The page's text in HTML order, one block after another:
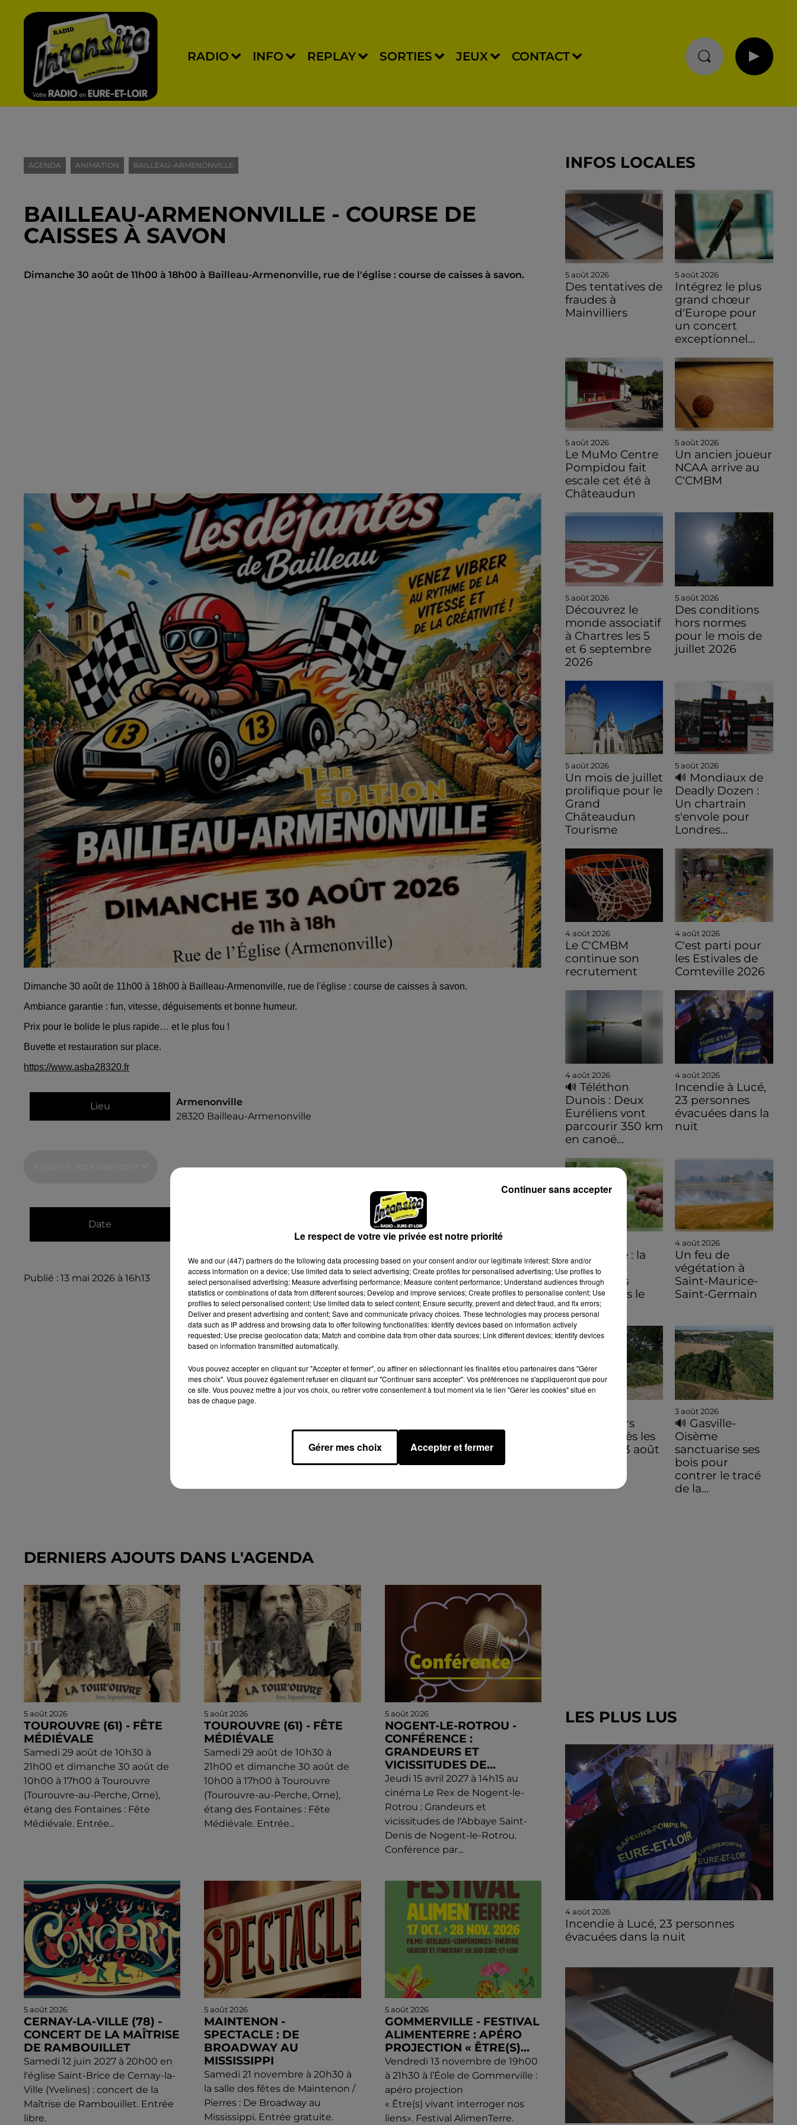
RADIO INFO REPLAY SORTIES JEUX CONTACT
AGENDA ANIMATION BAILLEAU-ARMENONVILLE
BAILLEAU-ARMENONVILLE - COURSE DE
CAISSES À SAVON
Dimanche 30 août de 11h00 à 18h00 à Bailleau-Armenonville, rue de l'église : course de caisses à savon.
Dimanche 30 août de 11h00 à 18h00 à Bailleau-Armenonville, rue de l'église : course de caisses à savon.
Ambiance garantie : fun, vitesse, déguisements et bonne humeur.
Prix pour le bolide le plus rapide… et le plus fou !
Buvette et restauration sur place.
https://www.asba28320.fr
Lieu
Armenonville
28320 Bailleau-Armenonville
Date
Publié : 13 mai 2026 à 16h13
DERNIERS AJOUTS DANS L'AGENDA
5 août 2026
TOUROUVRE (61) - FÊTE
MÉDIÉVALE
Samedi 29 août de 10h30 à
21h00 et dimanche 30 août de
10h00 à 17h00 à Tourouvre
(Tourouvre-au-Perche, Orne),
étang des Fontaines : Fête
Médiévale. Entrée...
5 août 2026
TOUROUVRE (61) - FÊTE
MÉDIÉVALE
Samedi 29 août de 10h30 à
21h00 et dimanche 30 août de
10h00 à 17h00 à Tourouvre
(Tourouvre-au-Perche, Orne),
étang des Fontaines : Fête
Médiévale. Entrée...
5 août 2026
NOGENT-LE-ROTROU -
CONFÉRENCE :
GRANDEURS ET
VICISSITUDES DE...
Jeudi 15 avril 2027 à 14h15 au
cinéma Le Rex de Nogent-le-
Rotrou : Grandeurs et
vicissitudes de l'Abbaye Saint-
Denis de Nogent-le-Rotrou.
Conférence par...
5 août 2026
CERNAY-LA-VILLE (78) -
CONCERT DE LA MAÎTRISE
DE RAMBOUILLET
Samedi 12 juin 2027 à 20h00 en
l'église Saint-Brice de Cernay-la-
Ville (Yvelines) : concert de la
Maîtrise de Rambouillet. Entrée
libre.
5 août 2026
MAINTENON -
SPECTACLE : DE
BROADWAY AU
MISSISSIPPI
Samedi 21 novembre à 20h30 à
la salle des fêtes de Maintenon /
Pierres : De Broadway au
Mississippi. Entrée gratuite.
5 août 2026
GOMMERVILLE - FESTIVAL
ALIMENTERRE : APÉRO
PROJECTION « ÊTRE(S)...
Vendredi 13 novembre de 19h00
à 21h30 à l’Éole de Gommerville :
apéro projection
« Être(s) vivant interroger nos
liens». Festival AlimenTerre.
INFOS LOCALES
5 août 2026
Des tentatives de
fraudes à
Mainvilliers
5 août 2026
Intégrez le plus
grand chœur
d'Europe pour
un concert
exceptionnel...
5 août 2026
Le MuMo Centre
Pompidou fait
escale cet été à
Châteaudun
5 août 2026
Un ancien joueur
NCAA arrive au
C'CMBM
5 août 2026
Découvrez le
monde associatif
à Chartres les 5
et 6 septembre
2026
5 août 2026
Des conditions
hors normes
pour le mois de
juillet 2026
5 août 2026
Un mois de juillet
prolifique pour le
Grand
Châteaudun
Tourisme
5 août 2026
🔊 Mondiaux de
Deadly Dozen :
Un chartrain
s'envole pour
Londres...
4 août 2026
Le C'CMBM
continue son
recrutement
4 août 2026
C'est parti pour
les Estivales de
Comteville 2026
4 août 2026
🔊 Téléthon
Dunois : Deux
Euréliens vont
parcourir 350 km
en canoë...
4 août 2026
Incendie à Lucé,
23 personnes
évacuées dans la
nuit
Sécheresse : la
carte des
restrictions
évolue dans le
Sud de...
4 août 2026
Un feu de
végétation à
Saint-Maurice-
Saint-Germain
De premiers
dégâts après les
orages du 3 août
3 août 2026
🔊 Gasville-
Oisème
sanctuarise ses
bois pour
contrer le tracé
de la...
LES PLUS LUS
4 août 2026
Incendie à Lucé, 23 personnes
évacuées dans la nuit
Le respect de votre vie privée est notre priorité
We and our (447) partnersdo the following data processing based on your consent and/or our legitimate interest: Store and/or
access information on a device; Use limited data to select advertising; Create profiles for personalised advertising; Use profiles to
select personalised advertising; Measure advertising performance; Measure content performance; Understand audiences through
statistics or combinations of data from different sources; Develop and improve services; Create profiles to personalise content; Use
profiles to select personalised content; Use limited data to select content; Ensure security, prevent and detect fraud, and fix errors;
Deliver and present advertising and content; Save and communicate privacy choices. These technologies may process personal
data such as IP address and browsing data to offer following functionalities: Identify devices based on information actively
requested; Use precise geolocation data; Match and combine data from other data sources; Link different devices; Identify devices
based on information transmitted automatically.
Vous pouvez accepter en cliquant sur "Accepter et fermer", ou affiner en sélectionnant les finalités et/ou partenaires dans "Gérer
mes choix". Vous pouvez également refuser en cliquant sur "Continuer sans accepter". Vos préférences ne s'appliqueront que pour
ce site. Vous pouvez mettre à jour vos choix, ou retirer votre consentement à tout moment via le lien "Gérer les cookies" situé en
bas de chaque page.
Gérer mes choix Accepter et fermer
Continuer sans accepter